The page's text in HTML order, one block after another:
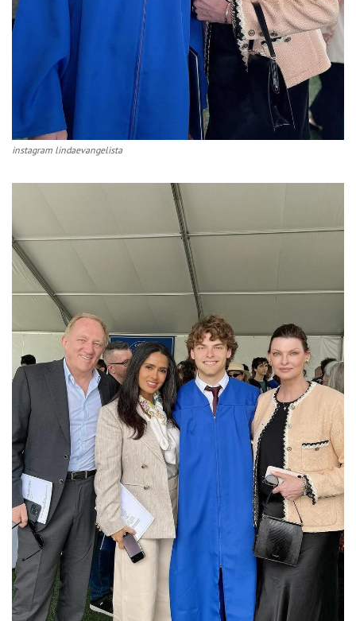
instagram lindaevangelista